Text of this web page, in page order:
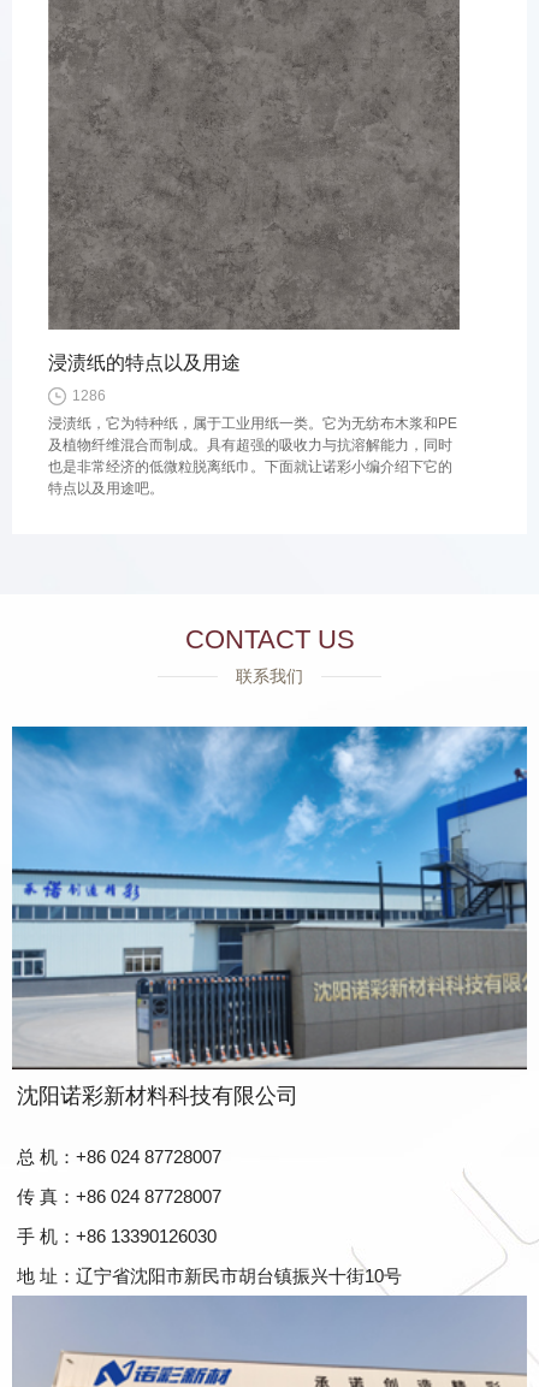
浸渍纸的特点以及用途
1286
浸渍纸，它为特种纸，属于工业用纸一类。它为无纺布木浆和PE
及植物纤维混合而制成。具有超强的吸收力与抗溶解能力，同时
也是非常经济的低微粒脱离纸巾。下面就让诺彩小编介绍下它的
特点以及用途吧。
CONTACT US
联系我们
沈阳诺彩新材料科技有限公司
总 机：+86 024 87728007
传 真：+86 024 87728007
手 机：+86 13390126030
地 址：辽宁省沈阳市新民市胡台镇振兴十街10号